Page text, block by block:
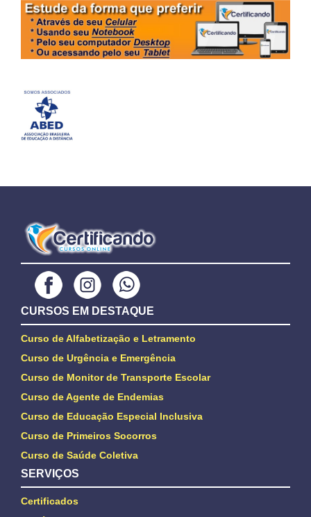
CURSOS EM DESTAQUE
Curso de Alfabetização e Letramento
Curso de Urgência e Emergência
Curso de Monitor de Transporte Escolar
Curso de Agente de Endemias
Curso de Educação Especial Inclusiva
Curso de Primeiros Socorros
Curso de Saúde Coletiva
SERVIÇOS
Certificados